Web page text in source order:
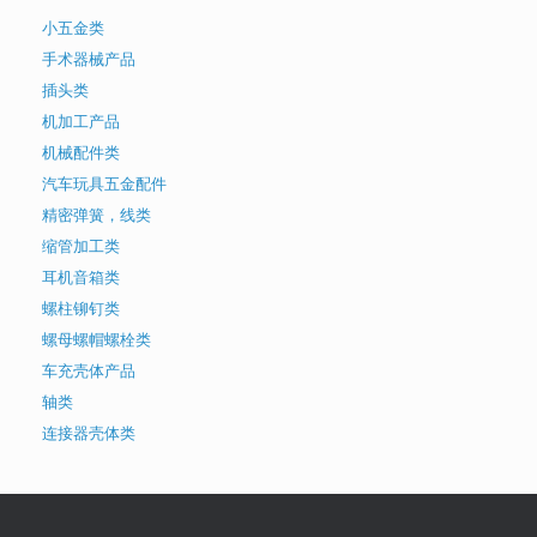
小五金类
手术器械产品
插头类
机加工产品
机械配件类
汽车玩具五金配件
精密弹簧，线类
缩管加工类
耳机音箱类
螺柱铆钉类
螺母螺帽螺栓类
车充壳体产品
轴类
连接器壳体类